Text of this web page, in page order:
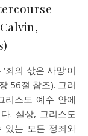
의 삯은 사망’이
56절 참조). 그러
리스도 예수 안에
. 실상, 그리스도
있는 모든 정죄와